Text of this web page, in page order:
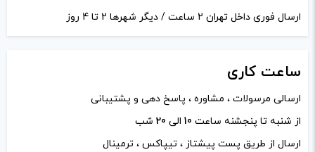
نام *
ایمیل*
تمامی قیمت ها بروز
هستند.
+
افزودن به سبد خرید
ارسال فوری داخل تهران 2 ساعت / دیگر شهرها 2 تا 4 روز
ساعت کاری
ارسالی مرسولات ، مشاوره ، پاسخ دهی و پشتیبانی
از شنبه تا پنجشنه ساعت 10 الی 20 شب
ارسال از طریق پست پیشتاز ، تیپاکس ، ترمینال